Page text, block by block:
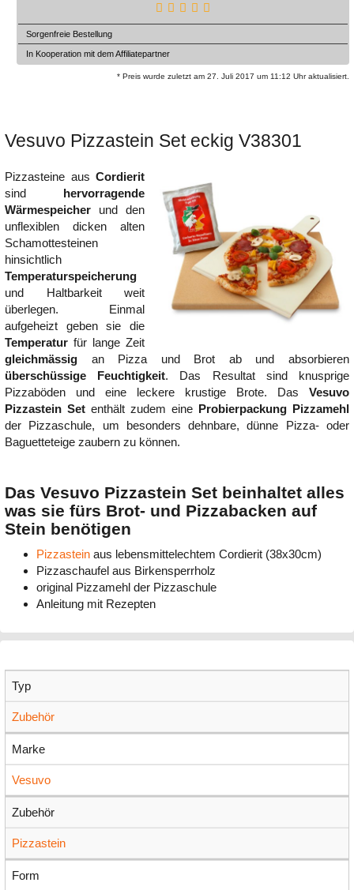
Sorgenfreie Bestellung
In Kooperation mit dem Affiliatepartner
* Preis wurde zuletzt am 27. Juli 2017 um 11:12 Uhr aktualisiert.
Vesuvo Pizzastein Set eckig V38301
Pizzasteine aus Cordierit
sind hervorragende
Wärmespeicher und den
unflexiblen dicken alten
Schamottesteinen
hinsichtlich
Temperaturspeicherung
und Haltbarkeit weit
überlegen. Einmal
aufgeheizt geben sie die
Temperatur für lange Zeit
gleichmässig an Pizza und Brot ab und absorbieren
überschüssige Feuchtigkeit. Das Resultat sind knusprige
Pizzaböden und eine leckere krustige Brote. Das Vesuvo
Pizzastein Set enthält zudem eine Probierpackung Pizzamehl
der Pizzaschule, um besonders dehnbare, dünne Pizza- oder
Baguetteteige zaubern zu können.
Das Vesuvo Pizzastein Set beinhaltet alles
was sie fürs Brot- und Pizzabacken auf
Stein benötigen
Pizzastein aus lebensmittelechtem Cordierit (38x30cm)
Pizzaschaufel aus Birkensperrholz
original Pizzamehl der Pizzaschule
Anleitung mit Rezepten
Typ
Zubehör
Marke
Vesuvo
Zubehör
Pizzastein
Form